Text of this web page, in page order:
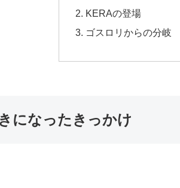
KERAの登場
ゴスロリからの分岐
になったきっかけ